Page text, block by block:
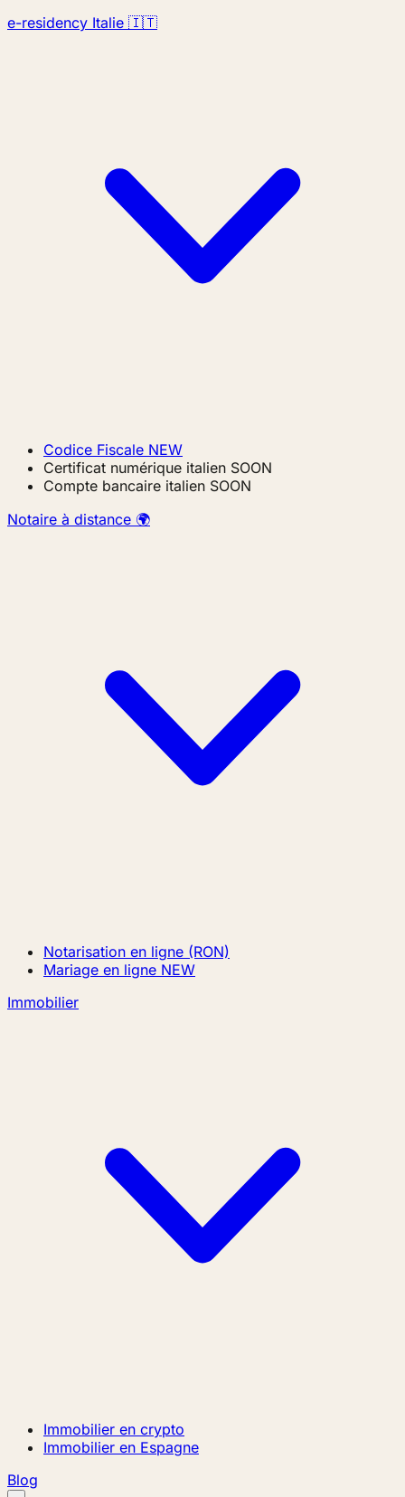
e-residency Italie 🇮🇹
Codice Fiscale NEW
Certificat numérique italien SOON
Compte bancaire italien SOON
Notaire à distance 🌍
Notarisation en ligne (RON)
Mariage en ligne NEW
Immobilier
Immobilier en crypto
Immobilier en Espagne
Blog